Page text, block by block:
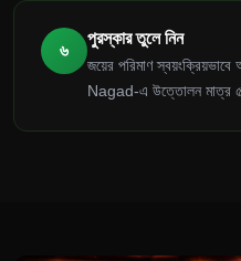
৬
পুরস্কার তুলে নিন
জয়ের পরিমাণ
Nagad-এ উত্তোলন মাত্র